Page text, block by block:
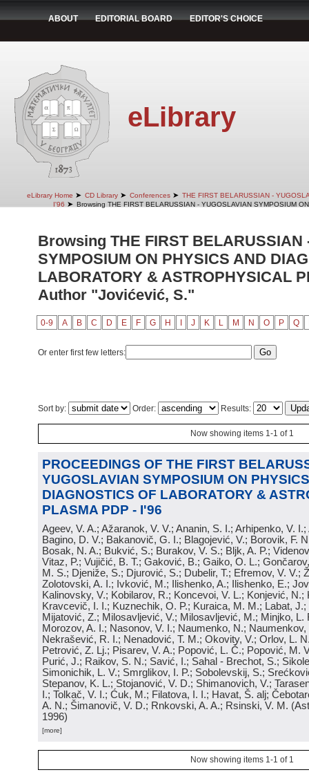
ABOUT EDITORIAL BOARD EDITOR'S CHOICE
eLibrary
eLibrary Home ➤ CD Library ➤ Conferences ➤ THE FIRST BELARUSSIAN -
I'96 ➤ Browsing THE FIRST BELARUSSIAN - YUGOSLAVIAN SYMPOSIUM
Browsing THE FIRST BELARUSSIAN
SYMPOSIUM ON PHYSICS AND
LABORATORY & ASTROPHYSICAL
Author "Jovićević, S."
0-9 A B C D E F G H J K L M N O P Q
Or enter first few letters:
Sort by: Order: Results:
Now showing items 1-1 of 1
PROCEEDINGS OF THE FIRST
YUGOSLAVIAN SYMPOSIUM ON
DIAGNOSTICS OF LABORATORY &
PLASMA PDP - I'96
Ageev, V. A.; Ažaranok, V. V.; Ananin, S. I.; Arhipenko, V.
Bagino, D. V.; Bakanovič, G. I.; Blagojević, V.; Borovik, F.
Bosak, N. A.; Bukvić, S.; Burakov, V. S.; Bljk, A. P.;
Vitaz, P.; Vujičić, B. T.; Gaković, B.; Gaiko, O. L.;
M. S.; Djeniže, S.; Djurović, S.; Dubelir, T.; Efremov, V. V.;
Zolotovski, A. I.; Ivković, M.; Ilishenko, A.; Ilishenko, E.;
Kalinovsky, V.; Kobilarov, R.; Koncevoi, V. L.; Konjević, N.;
Kravcevič, I. I.; Kuznechik, O. P.; Kuraica, M. M.; Labat,
Mijatović, Z.; Milosavljević, V.; Milosavljević, M.; Minjko, L.
Morozov, A. I.; Nasonov, V. I.; Naumenko, N.; Naumenkov,
Nekrašević, R. I.; Nenadović, T. M.; Okovity, V.; Orlov, L.
Petrović, Z. Lj.; Pisarev, V. A.; Popović, L. Č.; Popović, M.
Purić, J.; Raikov, S. N.; Savić, I.; Sahal - Brechot, S.;
Simonichik, L. V.; Smrglikov, I. P.; Sobolevskij, S.;
Stepanov, K. L.; Stojanović, V. D.; Shimanovich, V.;
I.; Tolkač, V. I.; Ćuk, M.; Filatova, I. I.; Havat, Š. alj;
A. N.; Šimanovič, V. D.; Rnkovski, A. A.; Rsinski, V. M. (
1996)
[more]
Now showing items 1-1 of 1